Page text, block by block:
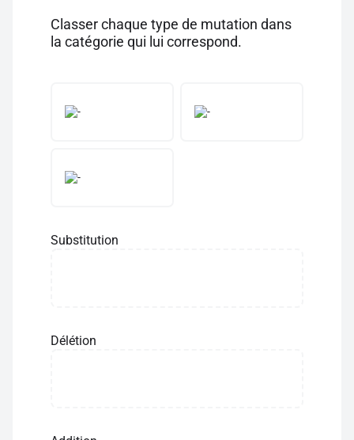
Classer chaque type de mutation dans
la catégorie qui lui correspond.
Substitution
Délétion